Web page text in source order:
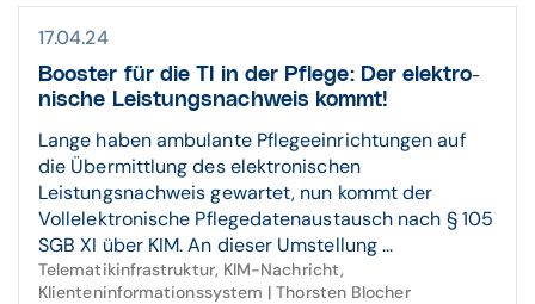
17.04.24
Booster für die TI in der Pflege: Der elektro­
nische Leistungs­nach­weis kommt!
Lange haben ambulante Pflegeeinrichtungen auf
die Übermittlung des elektronischen
Leistungsnachweis gewartet, nun kommt der
Vollelektronische Pflegedatenaustausch nach § 105
SGB XI über KIM. An dieser Umstellung ...
Telematikinfrastruktur, KIM-Nachricht,
Klienteninformationssystem | Thorsten Blocher